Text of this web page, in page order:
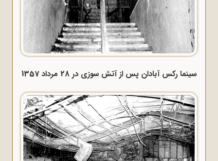
سینما رکس آبادان پس از آتش سوزی در 28 مرداد 1357